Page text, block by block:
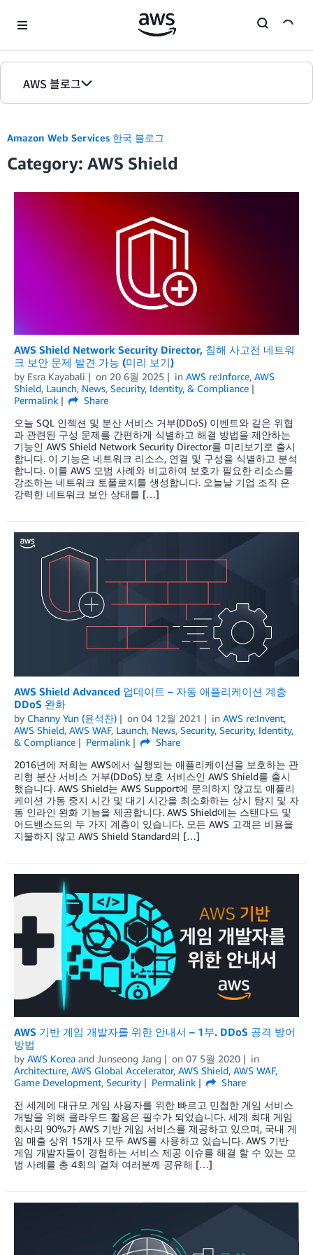
AWS 블로그
에디션
Amazon Web Services 한국 블로그
Category: AWS Shield
AWS Shield Network Security Director, 침해 사고전 네트워
크 보안 문제 발견 가능 (미리 보기)
by Esra Kayabali on 20 6월 2025 in AWS re:Inforce, AWS
Shield, Launch, News, Security, Identity, & Compliance
Permalink
Share
오늘 SQL 인젝션 및 분산 서비스 거부(DDoS) 이벤트와 같은 위협
과 관련된 구성 문제를 간편하게 식별하고 해결 방법을 제안하는
기능인 AWS Shield Network Security Director를 미리보기로 출시
합니다. 이 기능은 네트워크 리소스, 연결 및 구성을 식별하고 분석
합니다. 이를 AWS 모범 사례와 비교하여 보호가 필요한 리소스를
강조하는 네트워크 토폴로지를 생성합니다. 오늘날 기업 조직 은
강력한 네트워크 보안 상태를 […]
AWS Shield Advanced 업데이트 – 자동 애플리케이션 계층
DDoS 완화
by Channy Yun (윤석찬) on 04 12월 2021 in AWS re:Invent,
AWS Shield, AWS WAF, Launch, News, Security, Security, Identity,
& Compliance
Permalink
Share
2016년에 저희는 AWS에서 실행되는 애플리케이션을 보호하는 관
리형 분산 서비스 거부(DDoS) 보호 서비스인 AWS Shield를 출시
했습니다. AWS Shield는 AWS Support에 문의하지 않고도 애플리
케이션 가동 중지 시간 및 대기 시간을 최소화하는 상시 탐지 및 자
동 인라인 완화 기능을 제공합니다. AWS Shield에는 스탠다드 및
어드밴스드의 두 가지 계층이 있습니다. 모든 AWS 고객은 비용을
지불하지 않고 AWS Shield Standard의 […]
AWS 기반 게임 개발자를 위한 안내서 – 1부. DDoS 공격 방어
방법
by AWS Korea and Junseong Jang on 07 5월 2020
in
Architecture, AWS Global Accelerator, AWS Shield, AWS WAF,
Game Development, Security Permalink
Share
전 세계에 대규모 게임 사용자를 위한 빠르고 민첩한 게임 서비스
개발을 위해 클라우드 활용은 필수가 되었습니다. 세계 최대 게임
회사의 90%가 AWS 기반 게임 서비스를 제공하고 있으며, 국내 게
임 매출 상위 15개사 모두 AWS를 사용하고 있습니다. AWS 기반
게임 개발자들이 경험하는 서비스 제공 이슈를 해결 할 수 있는 모
범 사례를 총 4회의 걸쳐 여러분께 공유해 […]